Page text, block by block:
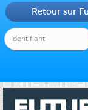
Retour sur